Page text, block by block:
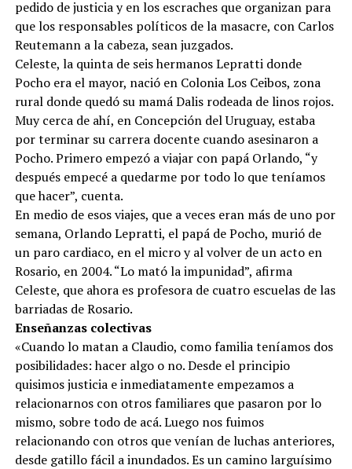
pedido de justicia y en los escraches que organizan para
que los responsables políticos de la masacre, con Carlos
Reutemann a la cabeza, sean juzgados.
Celeste, la quinta de seis hermanos Lepratti donde
Pocho era el mayor, nació en Colonia Los Ceibos, zona
rural donde quedó su mamá Dalis rodeada de linos rojos.
Muy cerca de ahí, en Concepción del Uruguay, estaba
por terminar su carrera docente cuando asesinaron a
Pocho. Primero empezó a viajar con papá Orlando, “y
después empecé a quedarme por todo lo que teníamos
que hacer”, cuenta.
En medio de esos viajes, que a veces eran más de uno por
semana, Orlando Lepratti, el papá de Pocho, murió de
un paro cardiaco, en el micro y al volver de un acto en
Rosario, en 2004. “Lo mató la impunidad”, afirma
Celeste, que ahora es profesora de cuatro escuelas de las
barriadas de Rosario.
Enseñanzas colectivas
«Cuando lo matan a Claudio, como familia teníamos dos
posibilidades: hacer algo o no. Desde el principio
quisimos justicia e inmediatamente empezamos a
relacionarnos con otros familiares que pasaron por lo
mismo, sobre todo de acá. Luego nos fuimos
relacionando con otros que venían de luchas anteriores,
desde gatillo fácil a inundados. Es un camino larguísimo